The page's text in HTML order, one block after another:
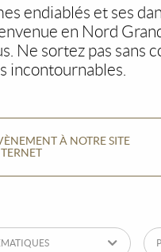
endiablés et ses
en Nord
Ne sortez pas sans
incontournables.
À NOTRE SITE